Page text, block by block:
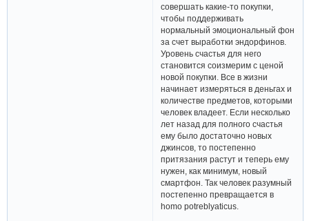
совершать какие-то покупки,
чтобы поддерживать
нормальный эмоциональный фон
за счет выработки эндорфинов.
Уровень счастья для него
становится соизмерим с ценой
новой покупки. Все в жизни
начинает измеряться в деньгах и
количестве предметов, которыми
человек владеет. Если несколько
лет назад для полного счастья
ему было достаточно новых
джинсов, то постепенно
притязания растут и теперь ему
нужен, как минимум, новый
смартфон. Так человек разумный
постепенно превращается в
homo potreblyaticus.